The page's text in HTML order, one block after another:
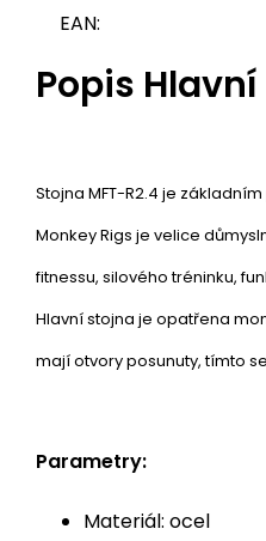
EAN:
Popis Hlavní
Stojna MFT-R2.4 je
Monkey Rigs je velice
fitnessu, silového tréninku,
Hlavní stojna je opatřena
mají otvory posunuty, tímto
Parametry:
Materiál: ocel